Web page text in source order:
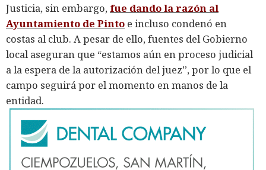
Justicia, sin embargo, fue dando la razón al
Ayuntamiento de Pinto e incluso condenó en
costas al club. A pesar de ello, fuentes del Gobierno
local aseguran que “estamos aún en proceso judicial
a la espera de la autorización del juez”, por lo que el
campo seguirá por el momento en manos de la
entidad.